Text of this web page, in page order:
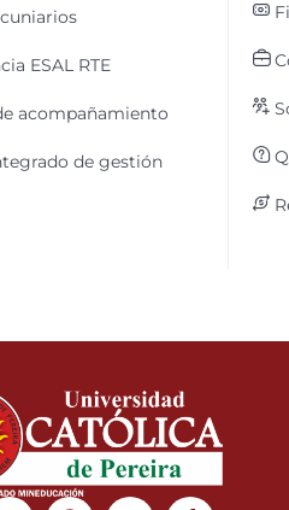
ESAL RTE
acompañamiento
de gestión